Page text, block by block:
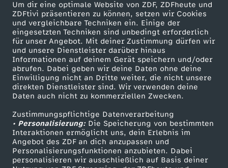
Um dir eine optimale Website von ZDF, ZDFheute und
ZDFtivi präsentieren zu können, setzen wir Cookies
und vergleichbare Techniken ein. Einige der
eingesetzten Techniken sind unbedingt erforderlich
für unser Angebot. Mit deiner Zustimmung dürfen wir
und unsere Dienstleister darüber hinaus
Informationen auf deinem Gerät speichern und/oder
abrufen. Dabei geben wir deine Daten ohne deine
Einwilligung nicht an Dritte weiter, die nicht unsere
direkten Dienstleister sind. Wir verwenden deine
Daten auch nicht zu kommerziellen Zwecken.
Zustimmungspflichtige Datenverarbeitung
• Personalisierung:Die Speicherung von bestimmten
Interaktionen ermöglicht uns, dein Erlebnis im
Angebot des ZDF an dich anzupassen und
Personalisierungsfunktionen anzubieten. Dabei
personalisieren wir ausschließlich auf Basis deiner
W
i
e
i
s
t
d
Mehr ZDF
ZDF-Apps
Smart TV
ZDFtext
Livestreams
Sendungen A-Z
TV-Programm
Service
ZDFmitreden
Kontakt zum ZDF
Tickets
Zuschauerservice
Hilfe